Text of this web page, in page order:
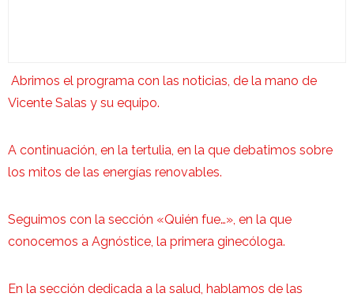
Abrimos el programa con las noticias, de la mano de
Vicente Salas y su equipo.
A continuación, en la tertulia, en la que debatimos sobre
los mitos de las energías renovables.
Seguimos con la sección «Quién fue…», en la que
conocemos a Agnóstice, la primera ginecóloga.
En la sección dedicada a la salud, hablamos de las